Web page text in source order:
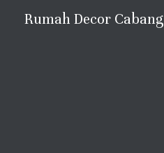
Rumah Decor